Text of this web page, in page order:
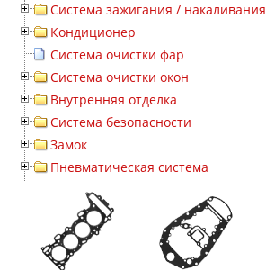
Система зажигания / накаливания
Кондиционер
Система очистки фар
Система очистки окон
Внутренняя отделка
Система безопасности
Замок
Пневматическая система